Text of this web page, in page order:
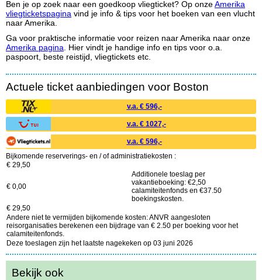
Bekijk ook
Ben je op zoek naar een goedkoop vliegticket? Op onze Amerika
vliegticketspagina vind je info & tips voor het boeken van een vlucht
naar Amerika.
Ga voor praktische informatie voor reizen naar Amerika naar onze
Amerika pagina. Hier vindt je handige info en tips voor o.a.
paspoort, beste reistijd, vliegtickets etc.
Actuele ticket aanbiedingen voor Boston
v.a. € 596,-
v.a. € 1027,-
v.a. € 596,-
Bijkomende reserverings- en / of administratiekosten :
€ 29,50
€ 0,00
Additionele toeslag per
vakantieboeking: €2,50
calamiteitenfonds en €37.50
boekingskosten.
€ 29,50
Andere niet te vermijden bijkomende kosten: ANVR aangesloten
reisorganisaties berekenen een bijdrage van € 2.50 per boeking voor het
calamiteitenfonds.
Deze toeslagen zijn het laatste nagekeken op 03 juni 2026